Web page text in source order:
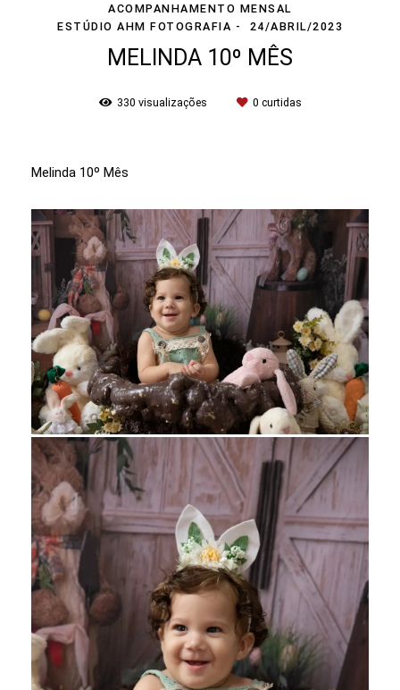
ACOMPANHAMENTO MENSAL
ESTÚDIO AHM FOTOGRAFIA
24/ABRIL/2023
MELINDA 10º MÊS
330 visualizações 0 curtidas
Melinda 10º Mês